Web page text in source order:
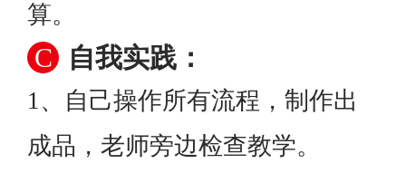
算。
C 自我实践：
1、自己操作所有流程，制作出
成品，老师旁边检查教学。